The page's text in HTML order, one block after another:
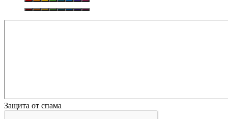
Защита от спама